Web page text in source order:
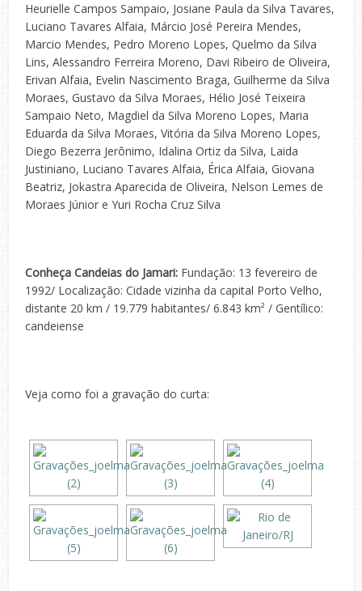
Heurielle Campos Sampaio, Josiane Paula da Silva Tavares,
Luciano Tavares Alfaia, Márcio José Pereira Mendes,
Marcio Mendes, Pedro Moreno Lopes, Quelmo da Silva
Lins, Alessandro Ferreira Moreno, Davi Ribeiro de Oliveira,
Erivan Alfaia, Evelin Nascimento Braga, Guilherme da Silva
Moraes, Gustavo da Silva Moraes, Hélio José Teixeira
Sampaio Neto, Magdiel da Silva Moreno Lopes, Maria
Eduarda da Silva Moraes, Vitória da Silva Moreno Lopes,
Diego Bezerra Jerônimo, Idalina Ortiz da Silva, Laida
Justiniano, Luciano Tavares Alfaia, Érica Alfaia, Giovana
Beatriz, Jokastra Aparecida de Oliveira, Nelson Lemes de
Moraes Júnior e Yuri Rocha Cruz Silva
Conheça Candeias do Jamari: Fundação: 13 fevereiro de
1992/ Localização: Cidade vizinha da capital Porto Velho,
distante 20 km / 19.779 habitantes/ 6.843 km² / Gentílico:
candeiense
Veja como foi a gravação do curta: